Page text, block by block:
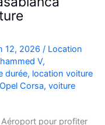
12, 2026 / Location
V,
durée, location voiture
Opel Corsa, voiture
pour profiter